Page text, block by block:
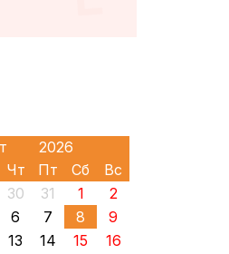
Чт Пт Сб
Вс
30 31 1
2
6 7 8
9
13 14 15
16